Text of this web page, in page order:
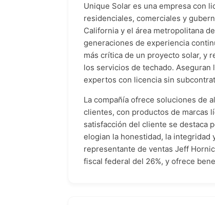
Unique Solar es una empresa con
residenciales, comerciales y
California y el área metropolitana
generaciones de experiencia
más crítica de un proyecto solar, y
los servicios de techado.
expertos con licencia sin
La compañía ofrece soluciones de
clientes, con productos de marcas
satisfacción del cliente se destaca
elogian la honestidad, la integridad
representante de ventas Jeff
fiscal federal del 26%, y ofrece